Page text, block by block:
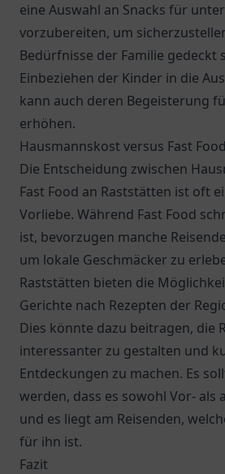
eine Auswahl an Snacks für
vorzubereiten, um
Bedürfnisse der Familie gedeckt
Einbeziehen der Kinder in die
kann auch deren Begeisterung
erhöhen.
Hausmannskost versus Fast Food
Die Entscheidung zwischen
Fast Food an Raststätten ist oft
Vorliebe. Während Fast Food
ist, bevorzugen manche
um lokale Geschmäcker zu
Raststätten bieten die
Gerichte nach Rezepten der
Dies könnte dazu beitragen, die
interessanter zu gestalten und
Entdeckungen zu machen. Es
werden, dass es sowohl Vor- als
und es liegt am Reisenden,
für ihn ist.
Fazit